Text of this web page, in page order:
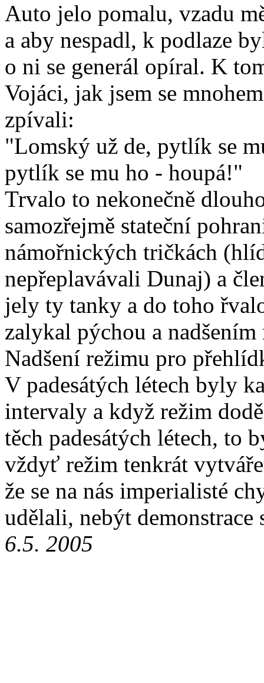
Auto jelo pomalu, vzadu
a aby nespadl, k podlaze
o ni se generál opíral. K
Vojáci, jak jsem se
zpívali:
"Lomský už de, pytlík se
pytlík se mu ho - houpá!"
Trvalo to nekonečně
samozřejmě stateční
námořnických tričkách
nepřeplavávali Dunaj) a
jely ty tanky a do toho
zalykal pýchou a
Nadšení režimu pro
V padesátých létech byly
intervaly a když režim
těch padesátých létech, to
vždyť režim tenkrát
že se na nás imperialisté
udělali, nebýt
6.5. 2005